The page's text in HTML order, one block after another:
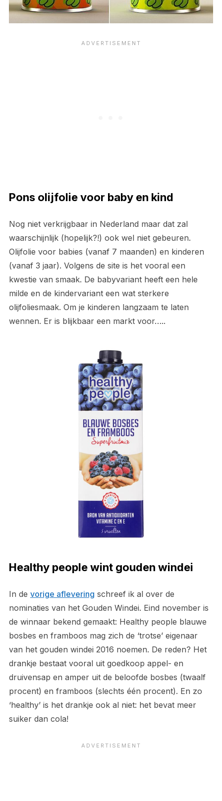
Pons olijfolie voor baby en kind
Nog niet verkrijgbaar in Nederland maar dat zal
waarschijnlijk (hopelijk?!) ook wel niet gebeuren.
Olijfolie voor babies (vanaf 7 maanden) en kinderen
(vanaf 3 jaar). Volgens de site is het vooral een
kwestie van smaak. De babyvariant heeft een hele
milde en de kindervariant een wat sterkere
olijfoliesmaak. Om je kinderen langzaam te laten
wennen. Er is blijkbaar een markt voor…..
Healthy people wint gouden windei
In de vorige aflevering schreef ik al over de
nominaties van het Gouden Windei. Eind november is
de winnaar bekend gemaakt: Healthy people blauwe
bosbes en framboos mag zich de ‘trotse’ eigenaar
van het gouden windei 2016 noemen. De reden? Het
drankje bestaat vooral uit goedkoop appel- en
druivensap en amper uit de beloofde bosbes (twaalf
procent) en framboos (slechts één procent). En zo
‘healthy’ is het drankje ook al niet: het bevat meer
suiker dan cola!